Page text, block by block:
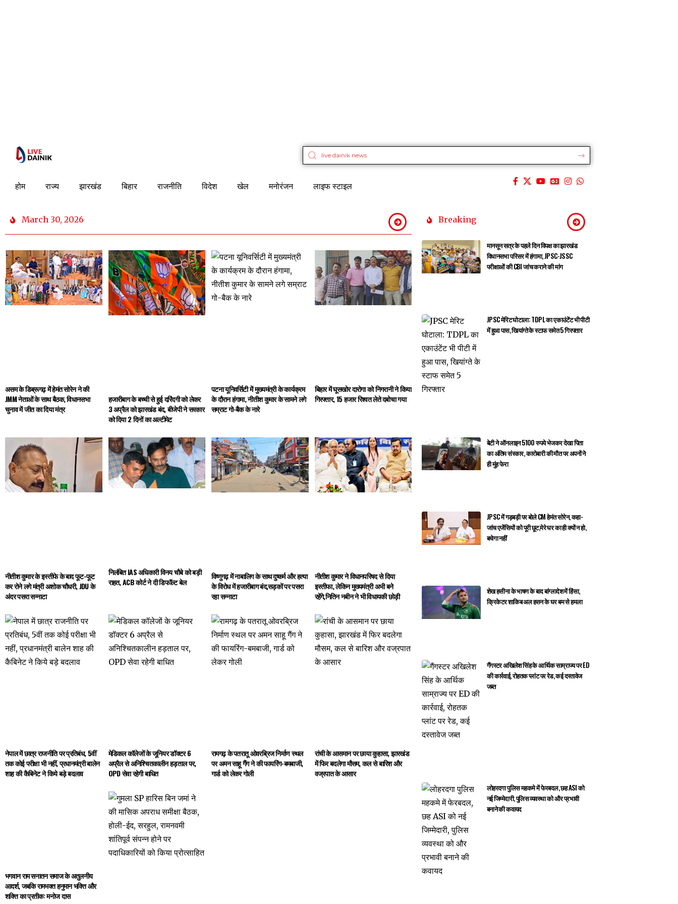
होम राज्य झारखंड बिहार राजनीति विदेश खेल मनोरंजन लाइफ स्टाइल
March 30, 2026
असम के डिब्रूगढ़ में हेमंत सोरेन ने की
JMM नेताओं के साथ बैठक, विधानसभा
चुनाव में जीत का दिया मंत्र
हजारीबाग के बच्ची से हुई दरिंदगी को लेकर
3 अप्रैल को झारखंड बंद, बीजेपी ने सरकार
को दिया 2 दिनों का अल्टीमेट
पटना यूनिवर्सिटी में मुख्यमंत्री के कार्यक्रम
के दौरान हंगामा, नीतीश कुमार के सामने लगे
सम्राट गो-बैक के नारे
बिहार में घूसखोर दारोगा को निगरानी ने किया
गिरफ्तार, 15 हजार रिश्वत लेते दबोचा गया
नीतीश कुमार के इस्तीफे के बाद फूट-फूट
कर रोने लगे मंत्री अशोक चौधरी, JDU के
अंदर पसरा सन्नाटा
निलंबित IAS अधिकारी विनय चौबे को बड़ी
राहत, ACB कोर्ट ने दी डिफॉल्ट बेल
विष्णुगढ़ में नाबालिग के साथ दुष्कर्म और हत्या
के विरोध में हजारीबाग बंद,सड़कों पर पसरा
रहा सन्नाटा
नीतीश कुमार ने विधानपरिषद से दिया
इस्तीफा, लेकिन मुख्यमंत्री अभी बने
रहेंगे,नितिन नबीन ने भी विधायकी छोड़ी
नेपाल में छात्र राजनीति पर प्रतिबंध, 5वीं
तक कोई परीक्षा भी नहीं, प्रधानमंत्री बालेन
शाह की कैबिनेट ने किये बड़े बदलाव
मेडिकल कॉलेजों के जूनियर डॉक्टर 6
अप्रैल से अनिश्चितकालीन हड़ताल पर,
OPD सेवा रहेगी बाधित
रामगढ़ के पतरातू ओवरब्रिज निर्माण स्थल
पर अमन साहू गैंग ने की फायरिंग-बमबाजी,
गार्ड को लेकर गोली
रांची के आसमान पर छाया कुहासा, झारखंड
में फिर बदलेगा मौसम, कल से बारिश और
वज्रपात के आसार
भगवान राम सनातन समाज के अतुलनीय
आदर्श, जबकि रामभक्त हनुमान भक्ति और
शक्ति का प्रतीक: मनोज दास
Breaking
मानसून सत्र के पहले दिन विपक्ष का झारखंड
विधानसभा परिसर में हंगामा, JPSC-JSSC
परीक्षाओं की CBI जांच कराने की मांग
JPSC मेरिट घोटाला: TDPL का एकाउंटेंट भी पीटी
में हुआ पास, खियांग्ते के स्टाफ समेत 5 गिरफ्तार
बेटी ने ऑनलाइन 5100 रुपये भेजकर देखा पिता
का अंतिम संस्कार, कारोबारी की मौत पर अपनों ने
ही मुंह फेरा
JPSC में गड़बड़ी पर बोले CM हेमंत सोरेन, कहा-
जांच एजेंसियों को पूरी छूट,मेरे घर का ही क्यों न हो,
बचेगा नहीं
शेख हसीना के भाषण के बाद बांग्लादेश में हिंसा,
क्रिकेटर शाकिब अल हसन के घर बम से हमला
गैंगस्टर अखिलेश सिंह के आर्थिक साम्राज्य पर ED
की कार्रवाई, रोहतक प्लांट पर रेड, कई दस्तावेज
जब्त
लोहरदगा पुलिस महकमे में फेरबदल, छह ASI को
नई जिम्मेदारी, पुलिस व्यवस्था को और प्रभावी
बनाने की कवायद